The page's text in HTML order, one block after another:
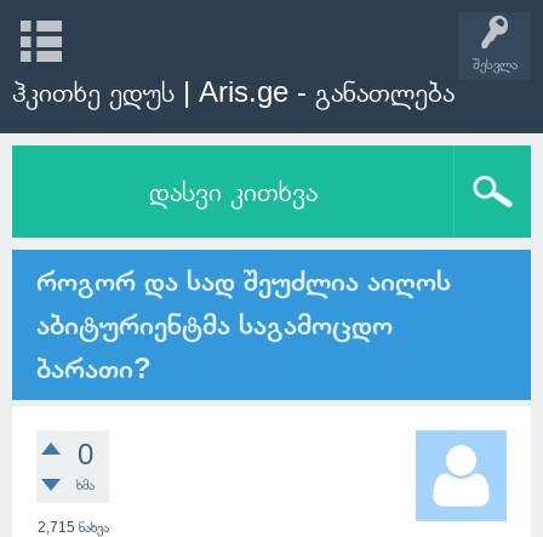
შესვლა
ჰკითხე ედუს | Aris.ge - განათლება
დასვი კითხვა
როგორ და სად შეუძლია აიღოს
აბიტურიენტმა საგამოცდო
ბარათი?
0
ხმა
2,715 ნახვა